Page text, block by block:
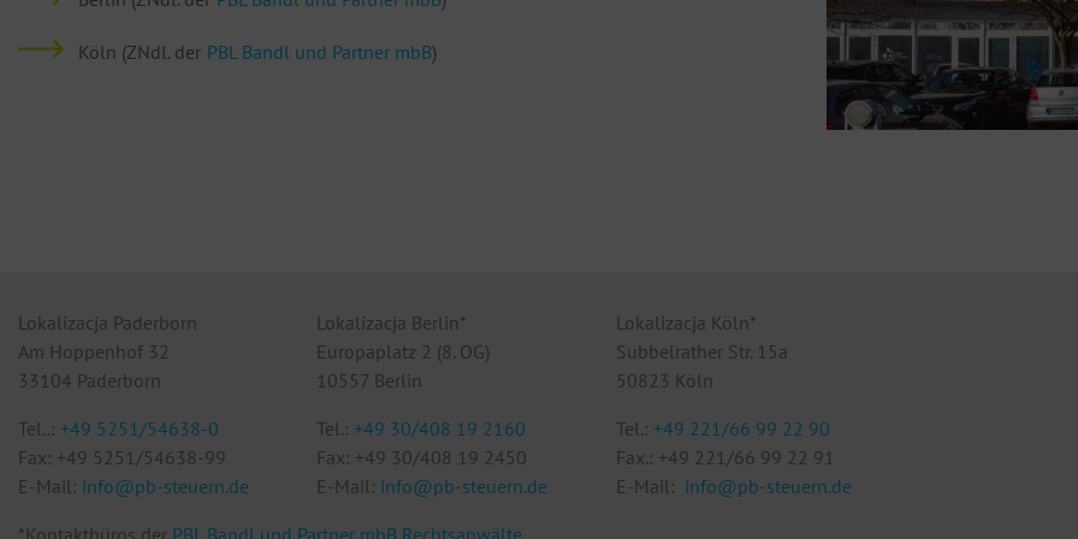
Köln (ZNdl. der PBL Bandl und Partner mbB)
Lokalizacja Paderborn
Am Hoppenhof 32
33104 Paderborn
Tel..: +49 5251/54638-0
Fax: +49 5251/54638-99
E-Mail: info@pb-steuern.de
Lokalizacja Berlin*
Europaplatz 2 (8. OG)
10557 Berlin
Tel.:+49 30/408 19 2160
Fax: +49 30/408 19 2450
E-Mail: info@pb-steuern.de
Lokalizacja Köln*
Subbelrather Str. 15a
50823 Köln
Tel.: +49 221/66 99 22 90
Fax.: +49 221/66 99 22 91
E-Mail: info@pb-steuern.de
*Kontaktbüros der PBL Bandl und Partner mbB Rechtsanwälte